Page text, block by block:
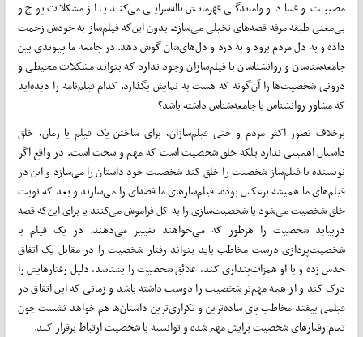
مصیبت و فساد و واماندگی قهرمانش ناله‌سرایی می‌کند یا از مشکلات پوچ و
بی‌معنی طبقه مرفه قصه‌های تخیلی می‌سازد. بدون این‌که فیلم‌ساز به خودش زحمت
داده و به دل مردم برود و به درد و دل‌های‌شان گوش دهد. در جامعه ما پیوندی بین
جامعه‌شناسان و روانشناسان با فیلم‌سازان وجود ندارد که بتواند مشکلات محیطی و
درونی شخصیت‌ها را آن‌گونه که هست به نمایش بگذارد. کدام فیلم‌نامه را دیده‌اید
که مشاور روانشناس یا جامعه‌شناس داشته باشد؟
برخلاف تصور اکثر مردم و حتی فیلم‌سازان، برای ساختن یک فیلم یا رمان، خلق
داستان اهمیتی ندارد بلکه خلق شخصیت است که مهم و سخت است. در واقع اگر
نویسنده یا فیلم‌ساز شخصیت را خلق کند شخصیت خود داستان را می‌سازد و این در
فیلم‌های ما همیشه برعکس بوده. فیلم‌سازهای ما قصه‌ای را می‌سازند و بعد که نوبت
خلق شخصیت می‌شود یا شخصیت‌سازی را به کل فراموش می‌کنند یا برای این‌که قصه
دربیاید شخصیت را هرطور که می‌خواهند تغییر می‌دهند. در یک فیلم با
شخصیت‌پردازی درست مخاطب باید بتواند رفتار شخصیت را در مقابل یک اتفاق
حدس زده و با او همزات‌پنداری کند، علائق شخصیت را بشناسد، دلیل رفتارهایش را
درک کند و از همه مهم‌تر شخصیت را دوست داشته باشد و زمانی که این اتفاق در
فیلمی بیفتد مخاطب پای ساده‌ترین و تکراری‌ترین داستان‌ها هم خواهد نشست چون
تمام رفتارهای شخصیت برایش مهم شده و توانسته با شخصیت ارتباط برقرار کند.